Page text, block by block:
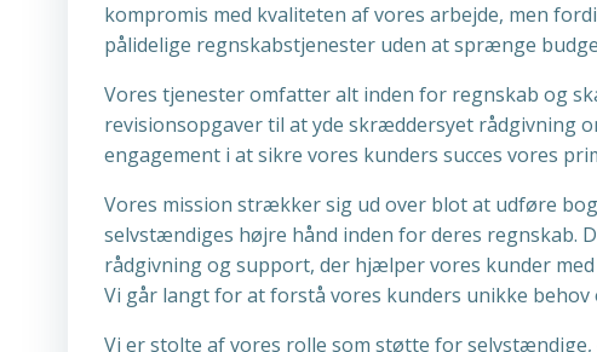
kompromis med kvaliteten af vores arbejde, men
pålidelige regnskabstjenester uden at sprænge
Vores tjenester omfatter alt inden for regnskab og
revisionsopgaver til at yde skræddersyet rådgivning
engagement i at sikre vores kunders succes vores
Vores mission strækker sig ud over blot at udføre
selvstændiges højre hånd inden for deres regnskab.
rådgivning og support, der hjælper vores kunder
Vi går langt for at forstå vores kunders unikke
Vi er stolte af vores rolle som støtte for